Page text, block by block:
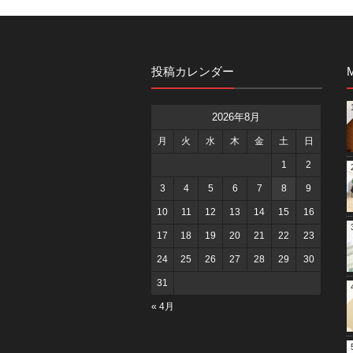
投稿カレンダー
2026年8月
月 火 水 木 金 土 日
« 4月
1 2
3 4 5 6 7 8 9
10 11 12 13 14 15 16
17 18 19 20 21 22 23
24 25 26 27 28 29 30
31